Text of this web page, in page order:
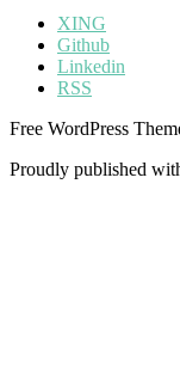
XING
Github
Linkedin
RSS
Free WordPress
Proudly published